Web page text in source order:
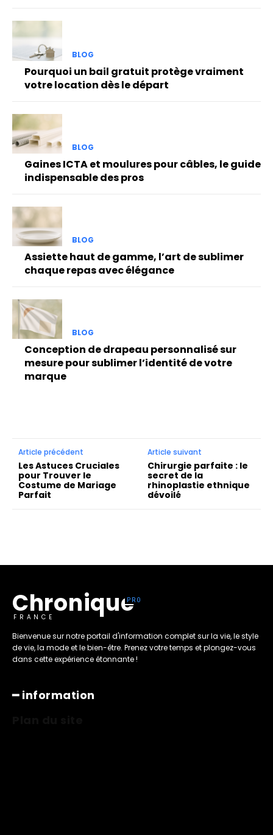
BLOG
Pourquoi un bail gratuit protège vraiment
votre location dès le départ
BLOG
Gaines ICTA et moulures pour câbles, le guide
indispensable des pros
BLOG
Assiette haut de gamme, l’art de sublimer
chaque repas avec élégance
BLOG
Conception de drapeau personnalisé sur
mesure pour sublimer l’identité de votre
marque
Article précédent
Les Astuces Cruciales
pour Trouver le
Costume de Mariage
Parfait
Article suivant
Chirurgie parfaite : le
secret de la
rhinoplastie ethnique
dévoilé
Chronique
FRANCE
Bienvenue sur notre portail d'information complet sur la vie, le style
de vie, la mode et le bien-être. Prenez votre temps et plongez-vous
dans cette expérience étonnante !
━ information